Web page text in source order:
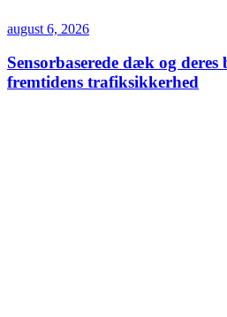
august 6, 2026
Sensorbaserede dæk og
fremtidens trafiksikkerhed